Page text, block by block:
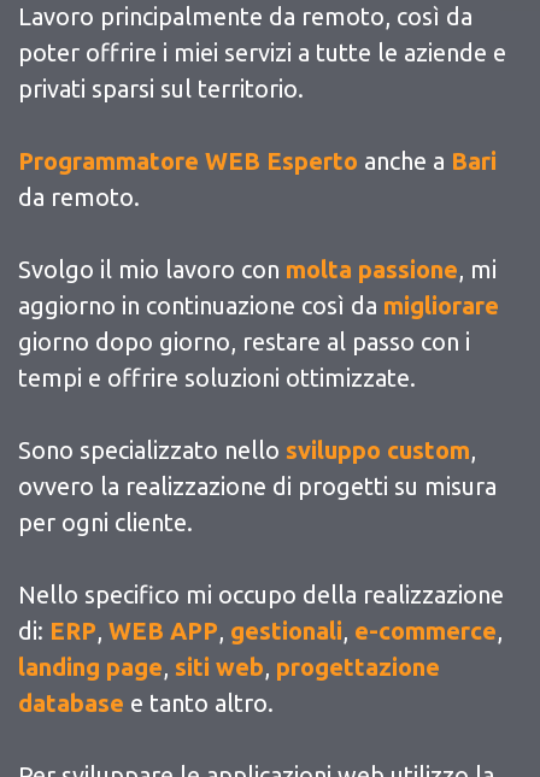
Lavoro principalmente da remoto, così da
poter offrire i miei servizi a tutte le aziende e
privati sparsi sul territorio.
Programmatore WEB Esperto anche a Bari
da remoto.
Svolgo il mio lavoro con molta passione, mi
aggiorno in continuazione così da migliorare
giorno dopo giorno, restare al passo con i
tempi e offrire soluzioni ottimizzate.
Sono specializzato nello sviluppo custom,
ovvero la realizzazione di progetti su misura
per ogni cliente.
Nello specifico mi occupo della realizzazione
di: ERP, WEB APP, gestionali, e-commerce,
landing page, siti web, progettazione
database e tanto altro.